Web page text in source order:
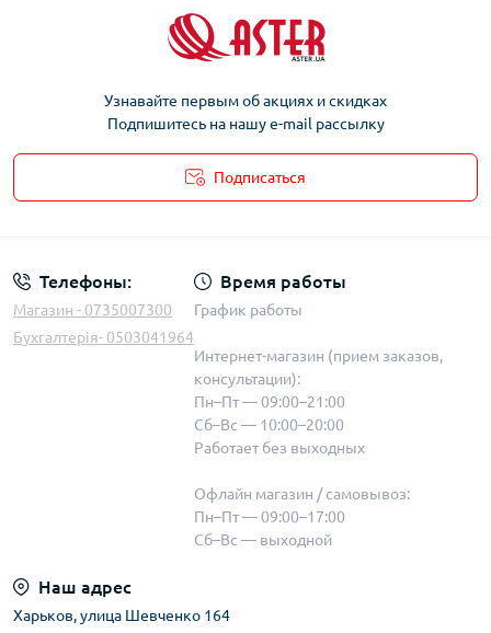
Узнавайте первым об акциях и скидках
Подпишитесь на нашу e-mail рассылку
Подписаться
Телефоны:
Магазин - 0735007300
Бухгалтерія- 0503041964
Время работы
График работы
Интернет-магазин (прием заказов,
консультации):
Пн–Пт — 09:00–21:00
Сб–Вс — 10:00–20:00
Работает без выходных
Офлайн магазин / самовывоз:
Пн–Пт — 09:00–17:00
Сб–Вс — выходной
Наш адрес
Харьков, улица Шевченко 164